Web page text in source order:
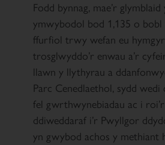
Fodd bynnag, mae’r
ymwybodol bod 1,135 o bobl
ffurfiol trwy wefan eu
trosglwyddo’r enwau a’r
llawn y llythyrau a
Parc Cenedlaethol, sydd
fel gwrthwynebiadau ac i
ddiweddaraf i’r Pwyllgor
yn gwybod achos y methiant